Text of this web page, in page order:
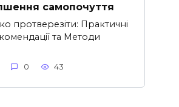
самопочуття
протверезіти: Практичні
та Методи
0 43